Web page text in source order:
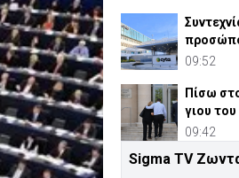
09:52
Πίσω
γιου του
άσχημη
09:42
ΟΑΥ:
Sigma TV